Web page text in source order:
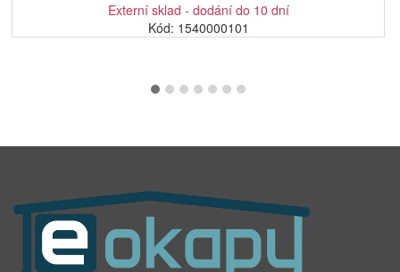
Externí sklad - dodání do 10 dní
Kód: 1540000101